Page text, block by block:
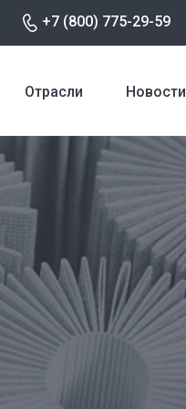
+7 (800) 775-29-59
Отрасли Новости